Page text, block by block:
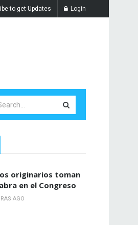
to get Updates Login
originarios toman
en el Congreso
AGO